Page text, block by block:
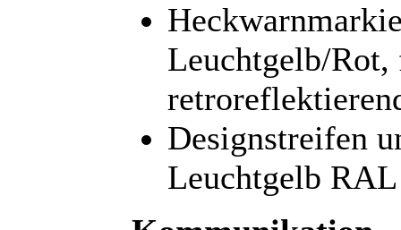
Leuchtgelb/Rot,
Designstreifen
Leuchtgelb